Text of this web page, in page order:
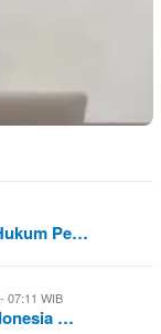
Pe…
07:11 WIB
…